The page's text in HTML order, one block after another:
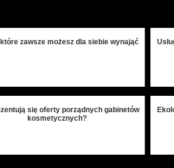
zawsze możesz dla siebie wynająć
się oferty porządnych gabinetów
kosmetycznych?